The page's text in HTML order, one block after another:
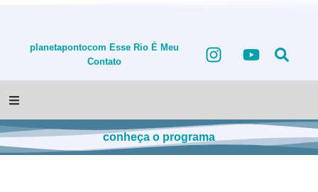
planetapontocom Esse Rio É Meu
Contato
conheça o programa